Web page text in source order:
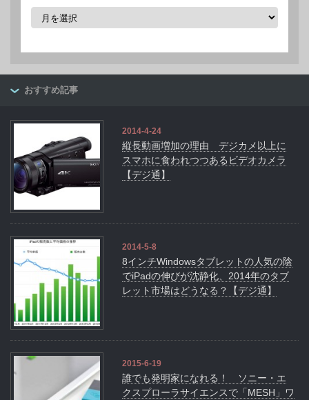
ア
ブ
おすすめ記事
2014-4-24
縦長動画増加の理由 デジカメ以上に
スマホに食われつつあるビデオカメラ
【デジ通】
2014-5-8
8インチWindowsタブレットの人気の陰
でiPadの伸びが沈静化、2014年のタブ
レット市場はどうなる？【デジ通】
2015-6-19
誰でも発明家になれる！ ソニー・エ
クスプローラサイエンスで「MESH」ワ